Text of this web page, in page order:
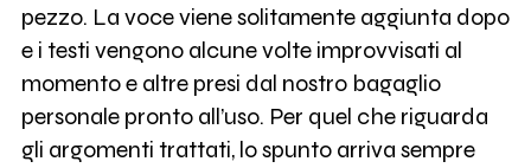
pezzo. La voce viene solitamente aggiunta dopo
e i testi vengono alcune volte improvvisati al
momento e altre presi dal nostro bagaglio
personale pronto all’uso. Per quel che riguarda
gli argomenti trattati, lo spunto arriva sempre